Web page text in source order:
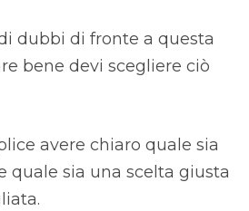
dubbi di fronte a questa
bene devi scegliere ciò
avere chiaro quale sia
quale sia una scelta giusta